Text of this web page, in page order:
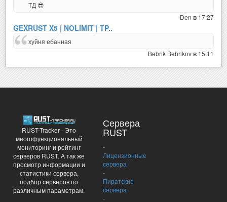
ТД 😎
Den в 17:27
GEXRUST X5 | NOLIMIT | TP..
хуйня ебанная
Bebrik Bebrikovв 15:11
RUST-Tracker - Это
многофункциональный
мониторинг и рейтинг
серверов RUST. А так же
просмотр информации и
статистики сервера,
подбор серверов по
различным параметрам.
Сервера
RUST
-
Лицензионные
сервера
-
Пиратские
сервера
-